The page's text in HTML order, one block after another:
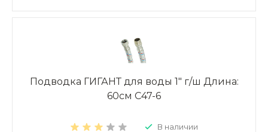
Подводка ГИГАНТ для воды 1" г/ш Длина:
60см C47-6
В наличии